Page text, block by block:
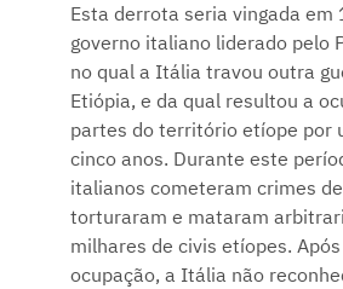
Esta derrota seria vingada em
governo italiano liderado pelo
no qual a Itália travou outra
Etiópia, e da qual resultou a
partes do território etíope por
cinco anos. Durante este
italianos cometeram crimes
torturaram e mataram
milhares de civis etíopes.
ocupação, a Itália não